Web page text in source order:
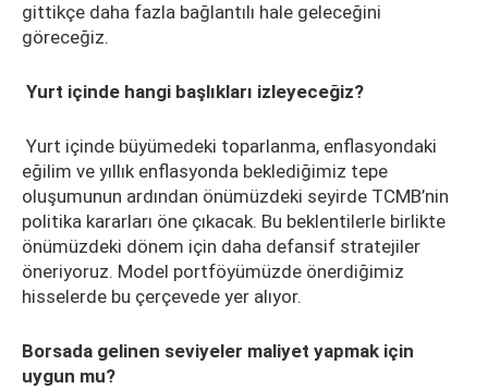
gittikçe daha fazla bağlantılı hale geleceğini
göreceğiz.
Yurt içinde hangi başlıkları izleyeceğiz?
Yurt içinde büyümedeki toparlanma, enflasyondaki
eğilim ve yıllık enflasyonda beklediğimiz tepe
oluşumunun ardından önümüzdeki seyirde TCMB’nin
politika kararları öne çıkacak. Bu beklentilerle birlikte
önümüzdeki dönem için daha defansif stratejiler
öneriyoruz. Model portföyümüzde önerdiğimiz
hisselerde bu çerçevede yer alıyor.
Borsada gelinen seviyeler maliyet yapmak için
uygun mu?